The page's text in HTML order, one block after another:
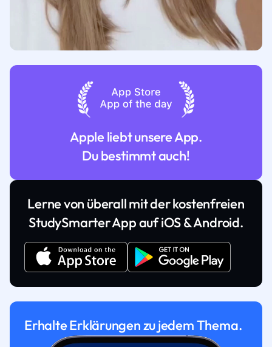
Apple liebt unsere App.
Du bestimmt auch!
Lerne von überall mit der kostenfreien
StudySmarter App auf iOS & Android.
Erhalte Erklärungen zu jedem Thema.